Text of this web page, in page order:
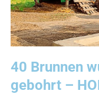
40 Brunnen
gebohrt –